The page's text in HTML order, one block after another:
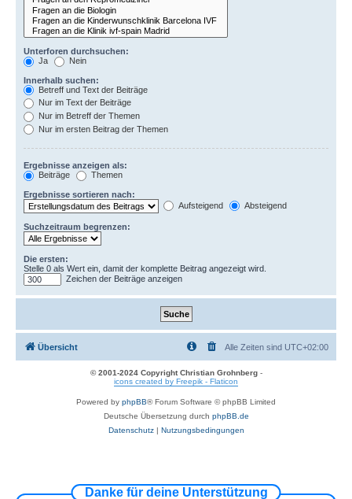
Unterforen durchsuchen:
Ja
Nein
Innerhalb suchen:
Betreff und Text der Beiträge
Nur im Text der Beiträge
Nur im Betreff der Themen
Nur im ersten Beitrag der Themen
Ergebnisse anzeigen als:
Beiträge
Themen
Ergebnisse sortieren nach:
Aufsteigend
Absteigend
Suchzeitraum begrenzen:
Die ersten:
Stelle 0 als Wert ein, damit der komplette Beitrag angezeigt wird.
Zeichen der Beiträge anzeigen
Übersicht Alle Zeiten sind UTC+02:00
© 2001-2024 Copyright Christian Grohnberg-
icons created by Freepik - Flaticon
Powered by phpBB® Forum Software © phpBB Limited
Deutsche Übersetzung durch phpBB.de
Datenschutz| Nutzungsbedingungen
Danke für deine Unterstützung